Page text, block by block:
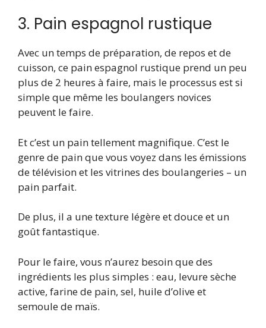
3. Pain espagnol rustique
Avec un temps de préparation, de repos et de
cuisson, ce pain espagnol rustique prend un peu
plus de 2 heures à faire, mais le processus est si
simple que même les boulangers novices
peuvent le faire.
Et c’est un pain tellement magnifique. C’est le
genre de pain que vous voyez dans les émissions
de télévision et les vitrines des boulangeries – un
pain parfait.
De plus, il a une texture légère et douce et un
goût fantastique.
Pour le faire, vous n’aurez besoin que des
ingrédients les plus simples : eau, levure sèche
active, farine de pain, sel, huile d’olive et
semoule de maïs.